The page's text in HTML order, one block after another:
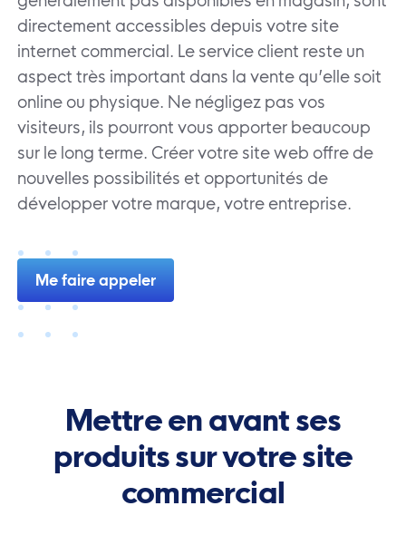
directement accessibles depuis votre site
internet commercial. Le service client reste un
aspect très important dans la vente qu’elle soit
online ou physique. Ne négligez pas vos
visiteurs, ils pourront vous apporter beaucoup
sur le long terme. Créer votre site web offre de
nouvelles possibilités et opportunités de
développer votre marque, votre entreprise.
Me faire appeler
Mettre en avant ses
produits sur votre site
commercial